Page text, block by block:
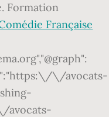
Formation
Française
\/avocats-
avocats-